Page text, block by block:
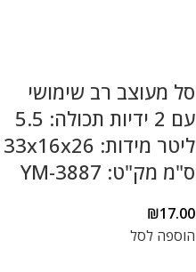
סל מעוצב רב שימושי
עם 2 ידיות תכולה: 5.5
ליטר מידות: 33x16x26
ס"מ מק"ט: YM-3887
₪17.00
הוספה לסל